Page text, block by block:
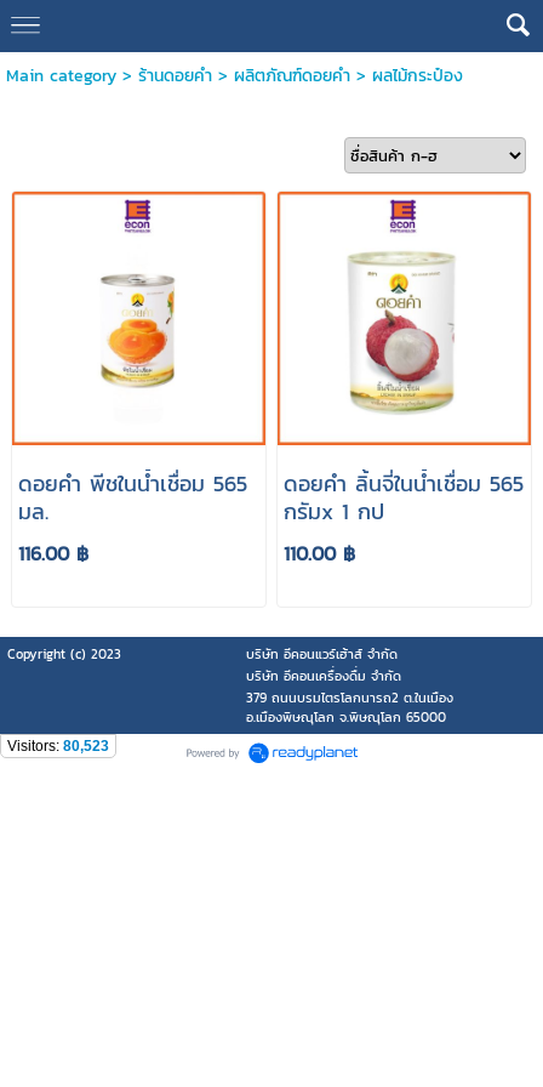
Main category> ร้านดอยคำ> ผลิตภัณฑ์ดอยคำ> ผลไม้กระป๋อง
ดอยคำ พีชในน้ำเชื่อม 565
มล.
116.00 ฿
ดอยคำ ลิ้นจี่ในน้ำเชื่อม 565
กรัมx 1 กป
110.00 ฿
Copyright (c) 2023
บริษัท อีคอนแวร์เฮ้าส์ จำกัด
บริษัท อีคอนเครื่องดื่ม จำกัด
379 ถนนบรมไตรโลกนารถ2 ต.ในเมือง
อ.เมืองพิษณุโลก จ.พิษณุโลก 65000
Visitors: 80,523